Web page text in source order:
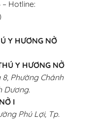
Hotline:
Y HƯƠNG NỞ
Y HƯƠNG NỞ
Phường Chánh
Dương.
I
Phú Lợi, Tp.